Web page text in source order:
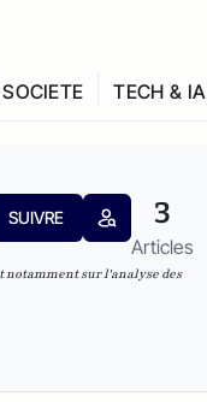
SOCIETE TECH & IA
SUIVRE 3
Articles
sur l'analyse des